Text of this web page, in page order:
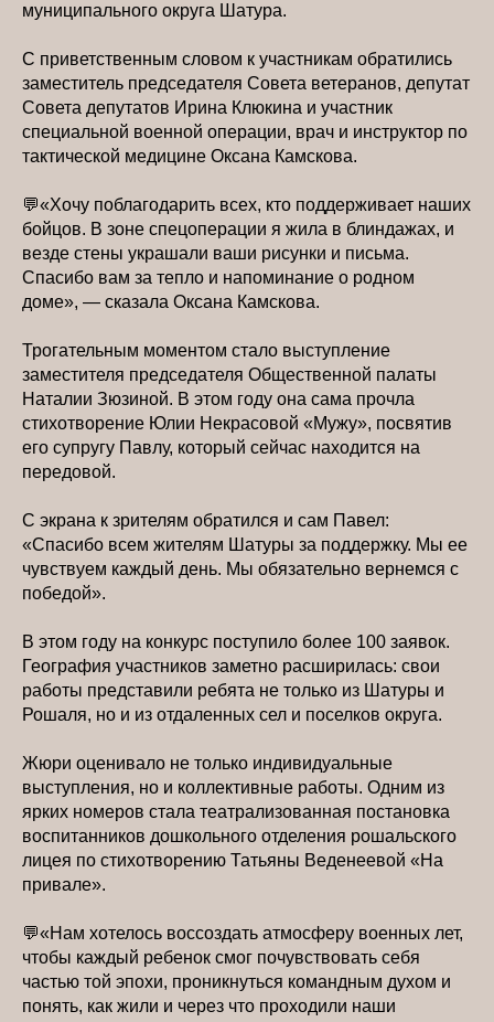
муниципального округа Шатура.
С приветственным словом к участникам обратились
заместитель председателя Совета ветеранов, депутат
Совета депутатов Ирина Клюкина и участник
специальной военной операции, врач и инструктор по
тактической медицине Оксана Камскова.
💬«Хочу поблагодарить всех, кто поддерживает наших
бойцов. В зоне спецоперации я жила в блиндажах, и
везде стены украшали ваши рисунки и письма.
Спасибо вам за тепло и напоминание о родном
доме», — сказала Оксана Камскова.
Трогательным моментом стало выступление
заместителя председателя Общественной палаты
Наталии Зюзиной. В этом году она сама прочла
стихотворение Юлии Некрасовой «Мужу», посвятив
его супругу Павлу, который сейчас находится на
передовой.
С экрана к зрителям обратился и сам Павел:
«Спасибо всем жителям Шатуры за поддержку. Мы ее
чувствуем каждый день. Мы обязательно вернемся с
победой».
В этом году на конкурс поступило более 100 заявок.
География участников заметно расширилась: свои
работы представили ребята не только из Шатуры и
Рошаля, но и из отдаленных сел и поселков округа.
Жюри оценивало не только индивидуальные
выступления, но и коллективные работы. Одним из
ярких номеров стала театрализованная постановка
воспитанников дошкольного отделения рошальского
лицея по стихотворению Татьяны Веденеевой «На
привале».
💬«Нам хотелось воссоздать атмосферу военных лет,
чтобы каждый ребенок смог почувствовать себя
частью той эпохи, проникнуться командным духом и
понять, как жили и через что проходили наши